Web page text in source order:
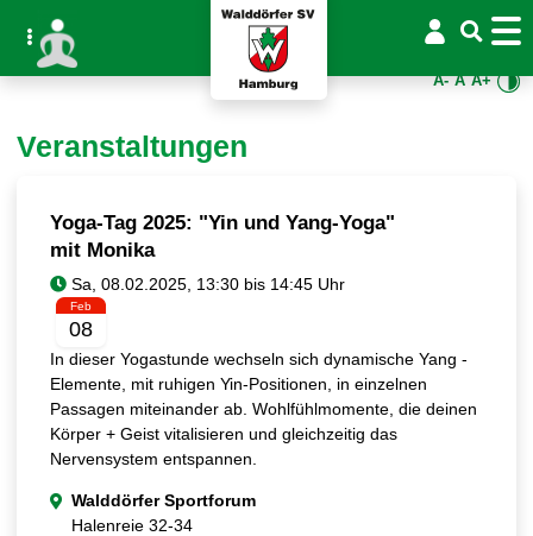
A- A A+
Veranstaltungen
Yoga-Tag 2025: "Yin und Yang-Yoga"
mit Monika
Feb
08
In dieser Yogastunde wechseln sich dynamische Yang -
Elemente, mit ruhigen Yin-Positionen, in einzelnen
Passagen miteinander ab. Wohlfühlmomente, die deinen
Körper + Geist vitalisieren und gleichzeitig das
Nervensystem entspannen.
Walddörfer Sportforum
Halenreie 32-34